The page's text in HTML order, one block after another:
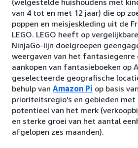
(welgestelde huishoudens met
van 4 tot en met 12 jaar) die op
poppen en meisjeskleding uit de
LEGO. LEGO heeft op
NinjaGo-lijn doelgroepen
weergaven van het fantasiegenre
aankopen van fantasieboeken op
geselecteerde geografische
behulp van Amazon Pi op basis
prioriteitsregio's en gebieden met
potentieel van het merk
en sterke groei van het aantal
afgelopen zes maanden).